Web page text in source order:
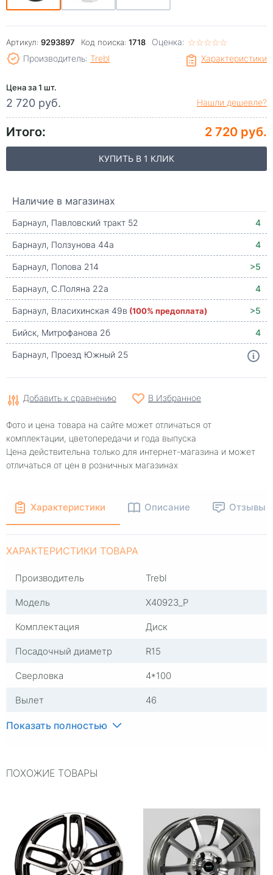
Артикул: 9293897 Код поиска: 1718 Оценка: ☆☆☆☆☆
★★★★★
Характеристики
Производитель: Trebl
Цена за 1 шт.
2 720 руб. Нашли дешевле?
Итого: 2 720 руб.
КУПИТЬ В 1 КЛИК
Наличие в магазинах
Барнаул, Павловский тракт 52
4
Барнаул, Ползунова 44а
4
Барнаул, Попова 214
>5
Барнаул, С.Поляна 22а
4
Барнаул, Власихинская 49в (100% предоплата)
>5
Бийск, Митрофанова 2б
4
Барнаул, Проезд Южный 25
Добавить к сравнению В Избранное
Фото и цена товара на сайте может отличаться от
комплектации, цветопередачи и года выпуска
Цена действительна только для интернет-магазина и может
отличаться от цен в розничных магазинах
Характеристики Описание Отзывы
ХАРАКТЕРИСТИКИ ТОВАРА
Производитель
Trebl
Модель
X40923_P
Комплектация
Диск
Посадочный диаметр
R15
Сверловка
4*100
Вылет
46
ЦО
Тип диска
Цвет
Черный
Категория
Легковые
Страна изготовителя
Китай
Показать полностью
ПОХОЖИЕ ТОВАРЫ